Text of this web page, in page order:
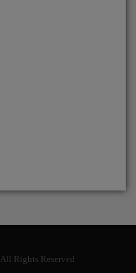
. All Rights Reserved